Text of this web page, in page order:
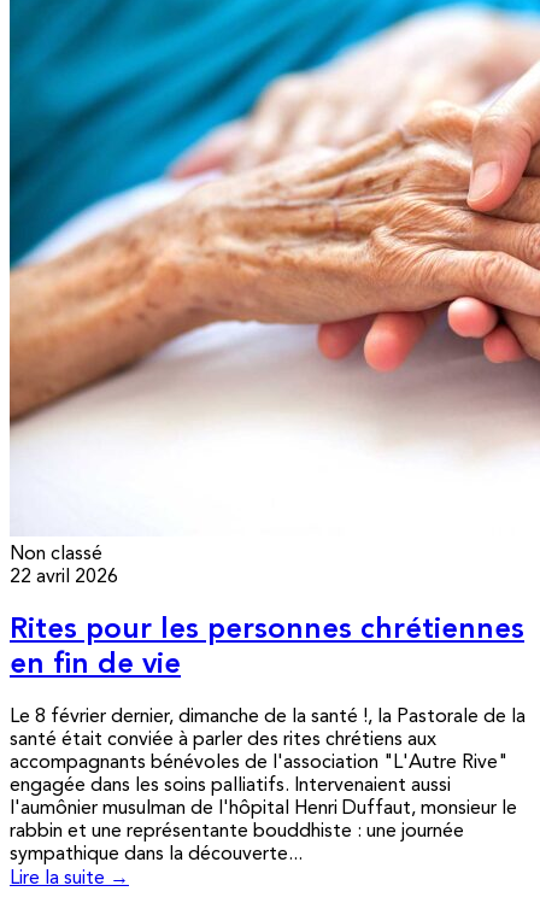
Non classé
22 avril 2026
Rites pour les personnes chrétiennes
en fin de vie
Le 8 février dernier, dimanche de la santé !, la Pastorale de la
santé était conviée à parler des rites chrétiens aux
accompagnants bénévoles de l'association "L'Autre Rive"
engagée dans les soins palliatifs. Intervenaient aussi
l'aumônier musulman de l'hôpital Henri Duffaut, monsieur le
rabbin et une représentante bouddhiste : une journée
sympathique dans la découverte...
Lire la suite →